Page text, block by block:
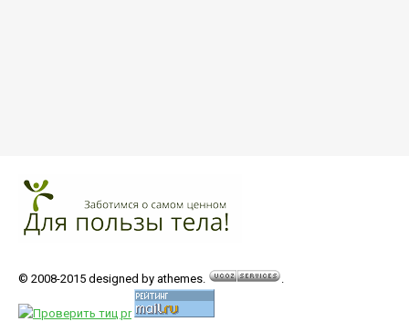
© 2008-2015 designed by athemes. .